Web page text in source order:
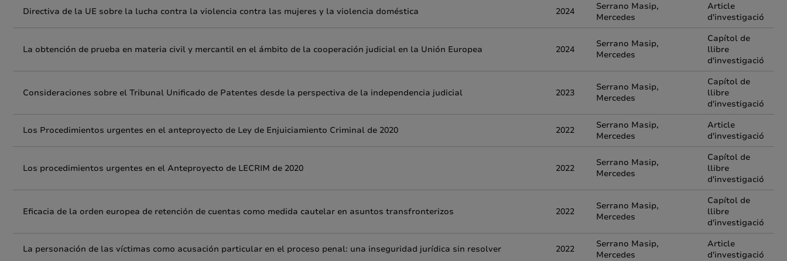
Directiva de la UE sobre la lucha contra la violencia contra las mujeres y la violencia doméstica 2024
Serrano Masip,
Mercedes
Article
d'investigació
La obtención de prueba en materia civil y mercantil en el ámbito de la cooperación judicial en la Unión Europea 2024
Serrano Masip,
Mercedes
Capítol de
llibre
d'investigació
Consideraciones sobre el Tribunal Unificado de Patentes desde la perspectiva de la independencia judicial 2023
Serrano Masip,
Mercedes
Capítol de
llibre
d'investigació
Los Procedimientos urgentes en el anteproyecto de Ley de Enjuiciamiento Criminal de 2020 2022
Serrano Masip,
Mercedes
Article
d'investigació
Los procedimientos urgentes en el Anteproyecto de LECRIM de 2020 2022
Serrano Masip,
Mercedes
Capítol de
llibre
d'investigació
Eficacia de la orden europea de retención de cuentas como medida cautelar en asuntos transfronterizos 2022
Serrano Masip,
Mercedes
Capítol de
llibre
d'investigació
La personación de las víctimas como acusación particular en el proceso penal: una inseguridad jurídica sin resolver 2022
Serrano Masip,
Mercedes
Article
d'investigació